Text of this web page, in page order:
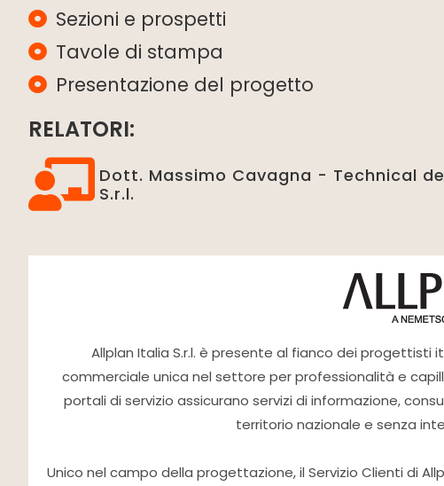
Sezioni e prospetti
Tavole di stampa
Presentazione del progetto
RELATORI:
Dott. Massimo Cavagna - Technical
S.r.l.
Allplan Italia S.r.l. è presente al fianco dei
commerciale unica nel settore per professionalità e
portali di servizio assicurano servizi di informazione,
territorio nazionale e senza
Unico nel campo della progettazione, il Servizio Clienti di